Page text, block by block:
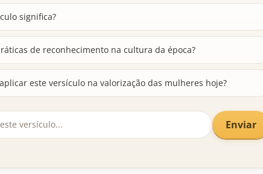
significa?
de reconhecimento na cultura da época?
este versículo na valorização das mulheres hoje?
Enviar